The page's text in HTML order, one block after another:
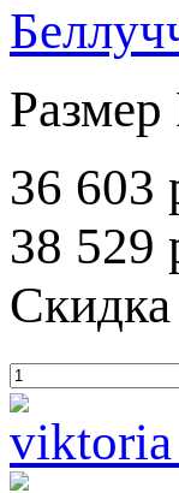
36 603
38 529
Скидка